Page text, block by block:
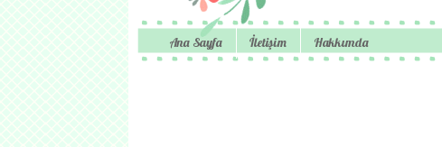
Ana Sayfa İletişim Hakkımda